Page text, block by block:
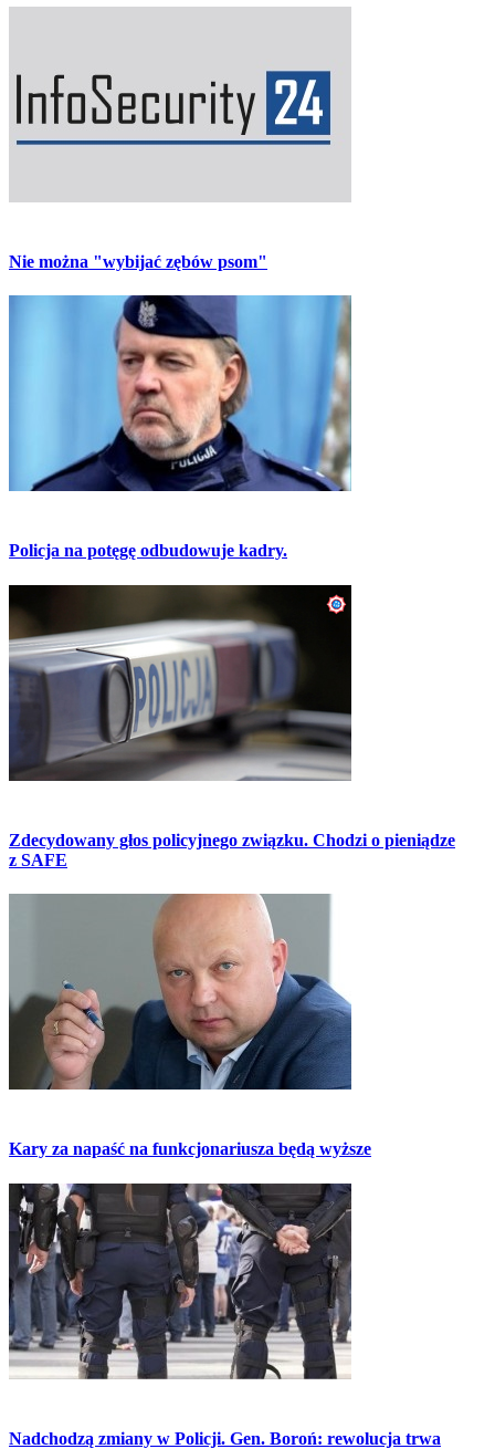
Nie można "wybijać zębów psom"
Policja na potęgę odbudowuje kadry.
Zdecydowany głos policyjnego związku. Chodzi o pieniądze
z SAFE
Kary za napaść na funkcjonariusza będą wyższe
Nadchodzą zmiany w Policji. Gen. Boroń: rewolucja trwa